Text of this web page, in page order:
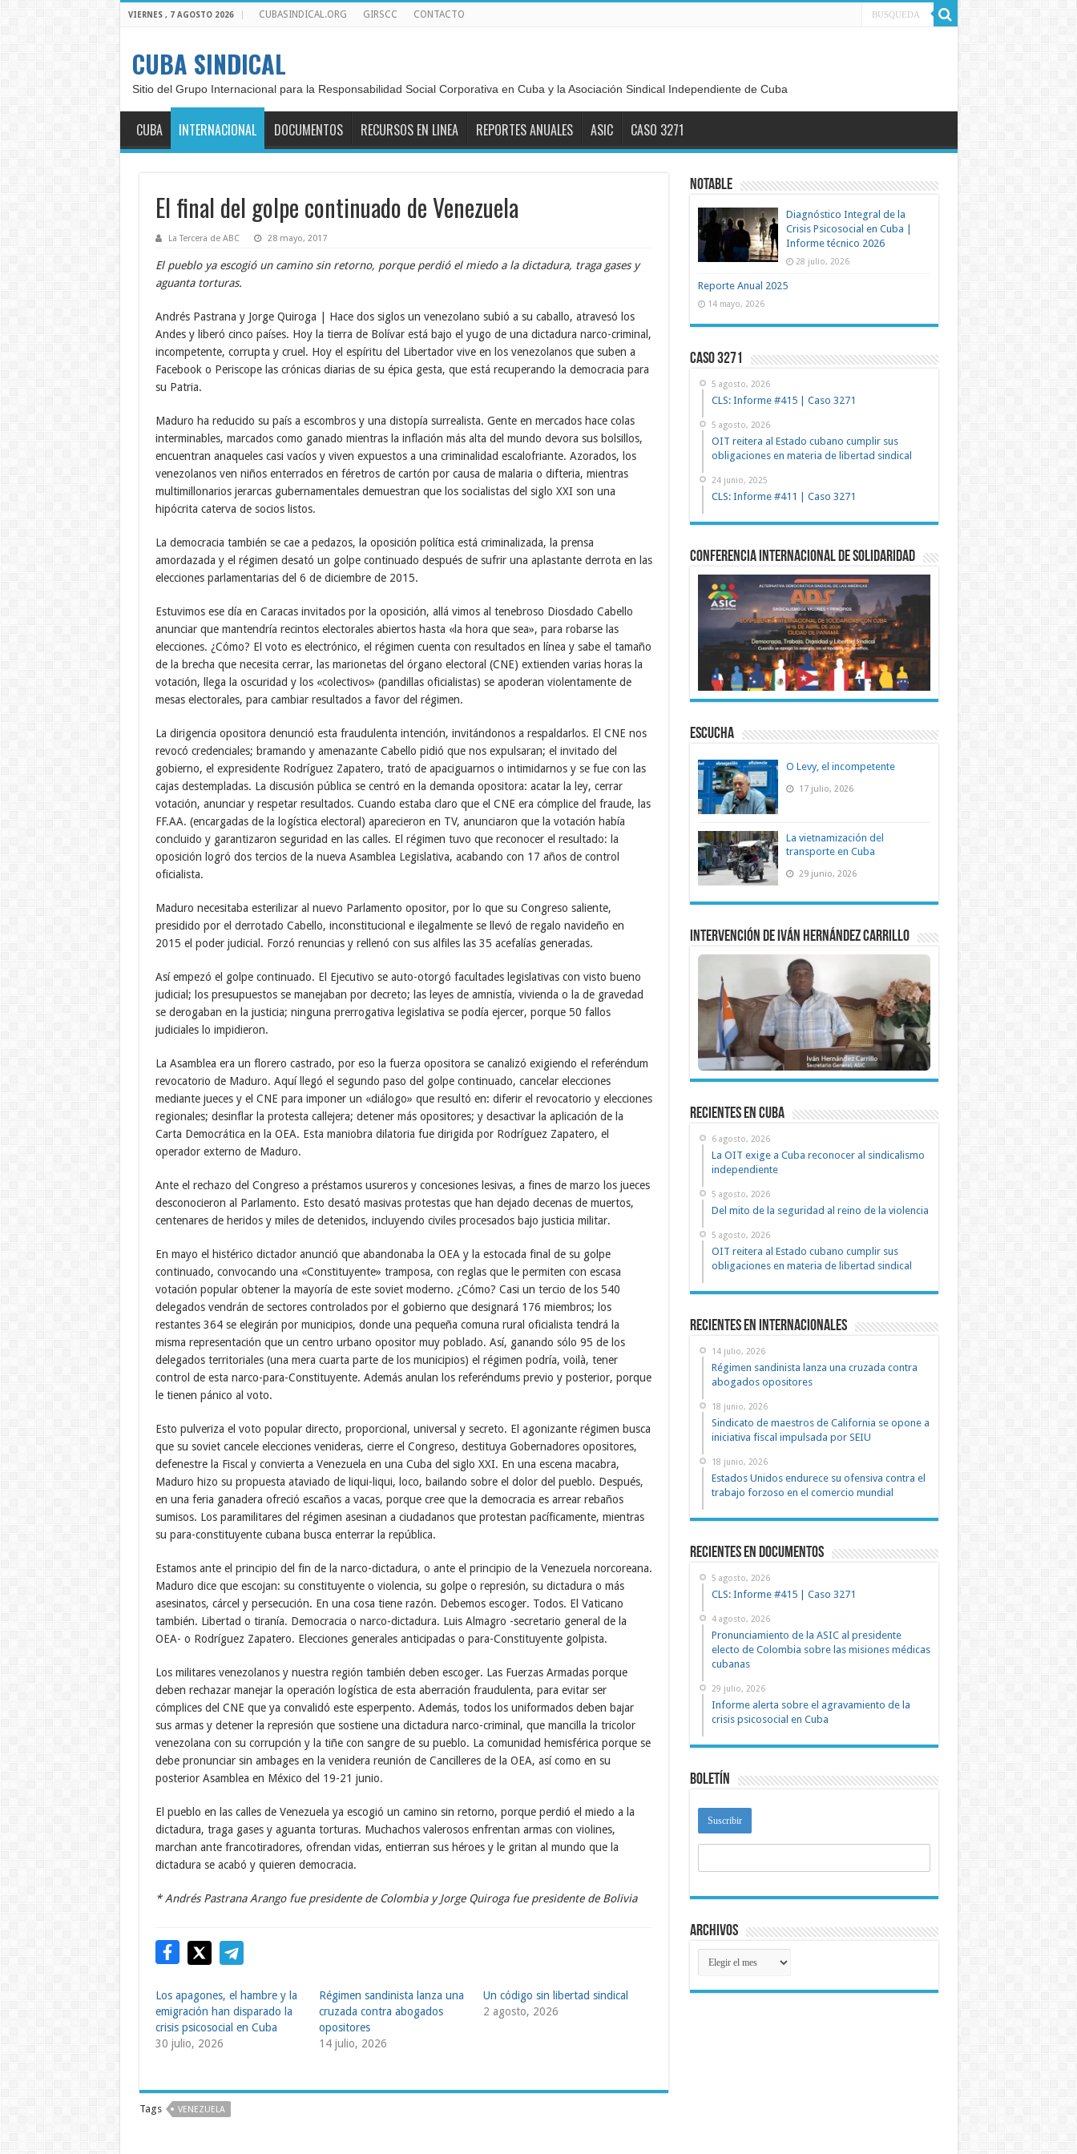
VIERNES , 7 AGOSTO 2026 CUBASINDICAL.ORG GIRSCC CONTACTO
CUBA SINDICAL
Sitio del Grupo Internacional para la Responsabilidad Social Corporativa en Cuba y la Asociación Sindical Independiente de Cuba
CUBA INTERNACIONAL DOCUMENTOS RECURSOS EN LINEA REPORTES ANUALES ASIC CASO 3271
El final del golpe continuado de Venezuela
La Tercera de ABC 28 mayo, 2017
El pueblo ya escogió un camino sin retorno, porque perdió el miedo a la dictadura, traga gases y
aguanta torturas.
Andrés Pastrana y Jorge Quiroga | Hace dos siglos un venezolano subió a su caballo, atravesó los
Andes y liberó cinco países. Hoy la tierra de Bolívar está bajo el yugo de una dictadura narco-criminal,
incompetente, corrupta y cruel. Hoy el espíritu del Libertador vive en los venezolanos que suben a
Facebook o Periscope las crónicas diarias de su épica gesta, que está recuperando la democracia para
su Patria.
Maduro ha reducido su país a escombros y una distopía surrealista. Gente en mercados hace colas
interminables, marcados como ganado mientras la inflación más alta del mundo devora sus bolsillos,
encuentran anaqueles casi vacíos y viven expuestos a una criminalidad escalofriante. Azorados, los
venezolanos ven niños enterrados en féretros de cartón por causa de malaria o difteria, mientras
multimillonarios jerarcas gubernamentales demuestran que los socialistas del siglo XXI son una
hipócrita caterva de socios listos.
La democracia también se cae a pedazos, la oposición política está criminalizada, la prensa
amordazada y el régimen desató un golpe continuado después de sufrir una aplastante derrota en las
elecciones parlamentarias del 6 de diciembre de 2015.
Estuvimos ese día en Caracas invitados por la oposición, allá vimos al tenebroso Diosdado Cabello
anunciar que mantendría recintos electorales abiertos hasta «la hora que sea», para robarse las
elecciones. ¿Cómo? El voto es electrónico, el régimen cuenta con resultados en línea y sabe el tamaño
de la brecha que necesita cerrar, las marionetas del órgano electoral (CNE) extienden varias horas la
votación, llega la oscuridad y los «colectivos» (pandillas oficialistas) se apoderan violentamente de
mesas electorales, para cambiar resultados a favor del régimen.
La dirigencia opositora denunció esta fraudulenta intención, invitándonos a respaldarlos. El CNE nos
revocó credenciales; bramando y amenazante Cabello pidió que nos expulsaran; el invitado del
gobierno, el expresidente Rodríguez Zapatero, trató de apaciguarnos o intimidarnos y se fue con las
cajas destempladas. La discusión pública se centró en la demanda opositora: acatar la ley, cerrar
votación, anunciar y respetar resultados. Cuando estaba claro que el CNE era cómplice del fraude, las
FF.AA. (encargadas de la logística electoral) aparecieron en TV, anunciaron que la votación había
concluido y garantizaron seguridad en las calles. El régimen tuvo que reconocer el resultado: la
oposición logró dos tercios de la nueva Asamblea Legislativa, acabando con 17 años de control
oficialista.
Maduro necesitaba esterilizar al nuevo Parlamento opositor, por lo que su Congreso saliente,
presidido por el derrotado Cabello, inconstitucional e ilegalmente se llevó de regalo navideño en
2015 el poder judicial. Forzó renuncias y rellenó con sus alfiles las 35 acefalías generadas.
Así empezó el golpe continuado. El Ejecutivo se auto-otorgó facultades legislativas con visto bueno
judicial; los presupuestos se manejaban por decreto; las leyes de amnistía, vivienda o la de gravedad
se derogaban en la justicia; ninguna prerrogativa legislativa se podía ejercer, porque 50 fallos
judiciales lo impidieron.
La Asamblea era un florero castrado, por eso la fuerza opositora se canalizó exigiendo el referéndum
revocatorio de Maduro. Aquí llegó el segundo paso del golpe continuado, cancelar elecciones
mediante jueces y el CNE para imponer un «diálogo» que resultó en: diferir el revocatorio y elecciones
regionales; desinflar la protesta callejera; detener más opositores; y desactivar la aplicación de la
Carta Democrática en la OEA. Esta maniobra dilatoria fue dirigida por Rodríguez Zapatero, el
operador externo de Maduro.
Ante el rechazo del Congreso a préstamos usureros y concesiones lesivas, a fines de marzo los jueces
desconocieron al Parlamento. Esto desató masivas protestas que han dejado decenas de muertos,
centenares de heridos y miles de detenidos, incluyendo civiles procesados bajo justicia militar.
En mayo el histérico dictador anunció que abandonaba la OEA y la estocada final de su golpe
continuado, convocando una «Constituyente» tramposa, con reglas que le permiten con escasa
votación popular obtener la mayoría de este soviet moderno. ¿Cómo? Casi un tercio de los 540
delegados vendrán de sectores controlados por el gobierno que designará 176 miembros; los
restantes 364 se elegirán por municipios, donde una pequeña comuna rural oficialista tendrá la
misma representación que un centro urbano opositor muy poblado. Así, ganando sólo 95 de los
delegados territoriales (una mera cuarta parte de los municipios) el régimen podría, voilà, tener
control de esta narco-para-Constituyente. Además anulan los referéndums previo y posterior, porque
le tienen pánico al voto.
Esto pulveriza el voto popular directo, proporcional, universal y secreto. El agonizante régimen busca
que su soviet cancele elecciones venideras, cierre el Congreso, destituya Gobernadores opositores,
defenestre la Fiscal y convierta a Venezuela en una Cuba del siglo XXI. En una escena macabra,
Maduro hizo su propuesta ataviado de liqui-liqui, loco, bailando sobre el dolor del pueblo. Después,
en una feria ganadera ofreció escaños a vacas, porque cree que la democracia es arrear rebaños
sumisos. Los paramilitares del régimen asesinan a ciudadanos que protestan pacíficamente, mientras
su para-constituyente cubana busca enterrar la república.
Estamos ante el principio del fin de la narco-dictadura, o ante el principio de la Venezuela norcoreana.
Maduro dice que escojan: su constituyente o violencia, su golpe o represión, su dictadura o más
asesinatos, cárcel y persecución. En una cosa tiene razón. Debemos escoger. Todos. El Vaticano
también. Libertad o tiranía. Democracia o narco-dictadura. Luis Almagro -secretario general de la
OEA- o Rodríguez Zapatero. Elecciones generales anticipadas o para-Constituyente golpista.
Los militares venezolanos y nuestra región también deben escoger. Las Fuerzas Armadas porque
deben rechazar manejar la operación logística de esta aberración fraudulenta, para evitar ser
cómplices del CNE que ya convalidó este esperpento. Además, todos los uniformados deben bajar
sus armas y detener la represión que sostiene una dictadura narco-criminal, que mancilla la tricolor
venezolana con su corrupción y la tiñe con sangre de su pueblo. La comunidad hemisférica porque se
debe pronunciar sin ambages en la venidera reunión de Cancilleres de la OEA, así como en su
posterior Asamblea en México del 19-21 junio.
El pueblo en las calles de Venezuela ya escogió un camino sin retorno, porque perdió el miedo a la
dictadura, traga gases y aguanta torturas. Muchachos valerosos enfrentan armas con violines,
marchan ante francotiradores, ofrendan vidas, entierran sus héroes y le gritan al mundo que la
dictadura se acabó y quieren democracia.
* Andrés Pastrana Arango fue presidente de Colombia y Jorge Quiroga fue presidente de Bolivia
Los apagones, el hambre y la
emigración han disparado la
crisis psicosocial en Cuba
30 julio, 2026
Régimen sandinista lanza una
cruzada contra abogados
opositores
14 julio, 2026
Un código sin libertad sindical
2 agosto, 2026
Tags VENEZUELA
NOTABLE
Diagnóstico Integral de la
Crisis Psicosocial en Cuba |
Informe técnico 2026
28 julio, 2026
Reporte Anual 2025
14 mayo, 2026
Caso 3271
5 agosto, 2026
CLS: Informe #415 | Caso 3271
5 agosto, 2026
OIT reitera al Estado cubano cumplir sus
obligaciones en materia de libertad sindical
24 junio, 2025
CLS: Informe #411 | Caso 3271
Conferencia Internacional de Solidaridad
ESCUCHA
O Levy, el incompetente
17 julio, 2026
La vietnamización del
transporte en Cuba
29 junio, 2026
Intervención de Iván Hernández Carrillo
recientes en cuba
6 agosto, 2026
La OIT exige a Cuba reconocer al sindicalismo
independiente
5 agosto, 2026
Del mito de la seguridad al reino de la violencia
5 agosto, 2026
OIT reitera al Estado cubano cumplir sus
obligaciones en materia de libertad sindical
Recientes en Internacionales
14 julio, 2026
Régimen sandinista lanza una cruzada contra
abogados opositores
18 junio, 2026
Sindicato de maestros de California se opone a
iniciativa fiscal impulsada por SEIU
18 junio, 2026
Estados Unidos endurece su ofensiva contra el
trabajo forzoso en el comercio mundial
recientes en documentos
5 agosto, 2026
CLS: Informe #415 | Caso 3271
4 agosto, 2026
Pronunciamiento de la ASIC al presidente
electo de Colombia sobre las misiones médicas
cubanas
29 julio, 2026
Informe alerta sobre el agravamiento de la
crisis psicosocial en Cuba
Boletín
Archivos
Archivos